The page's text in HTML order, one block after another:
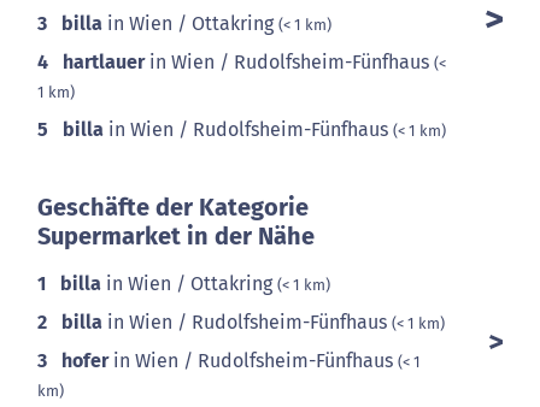
3 billa in Wien / Ottakring (< 1 km)
4 hartlauerin Wien / Rudolfsheim-Fünfhaus (<
1 km)
5 billa in Wien / Rudolfsheim-Fünfhaus (< 1 km)
Geschäfte der Kategorie
Supermarket in der Nähe
1 billa in Wien / Ottakring (< 1 km)
2 billa in Wien / Rudolfsheim-Fünfhaus (< 1 km)
3 hoferin Wien / Rudolfsheim-Fünfhaus (< 1
km)